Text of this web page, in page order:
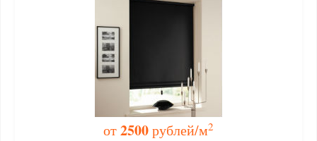
от2500рублей/м2